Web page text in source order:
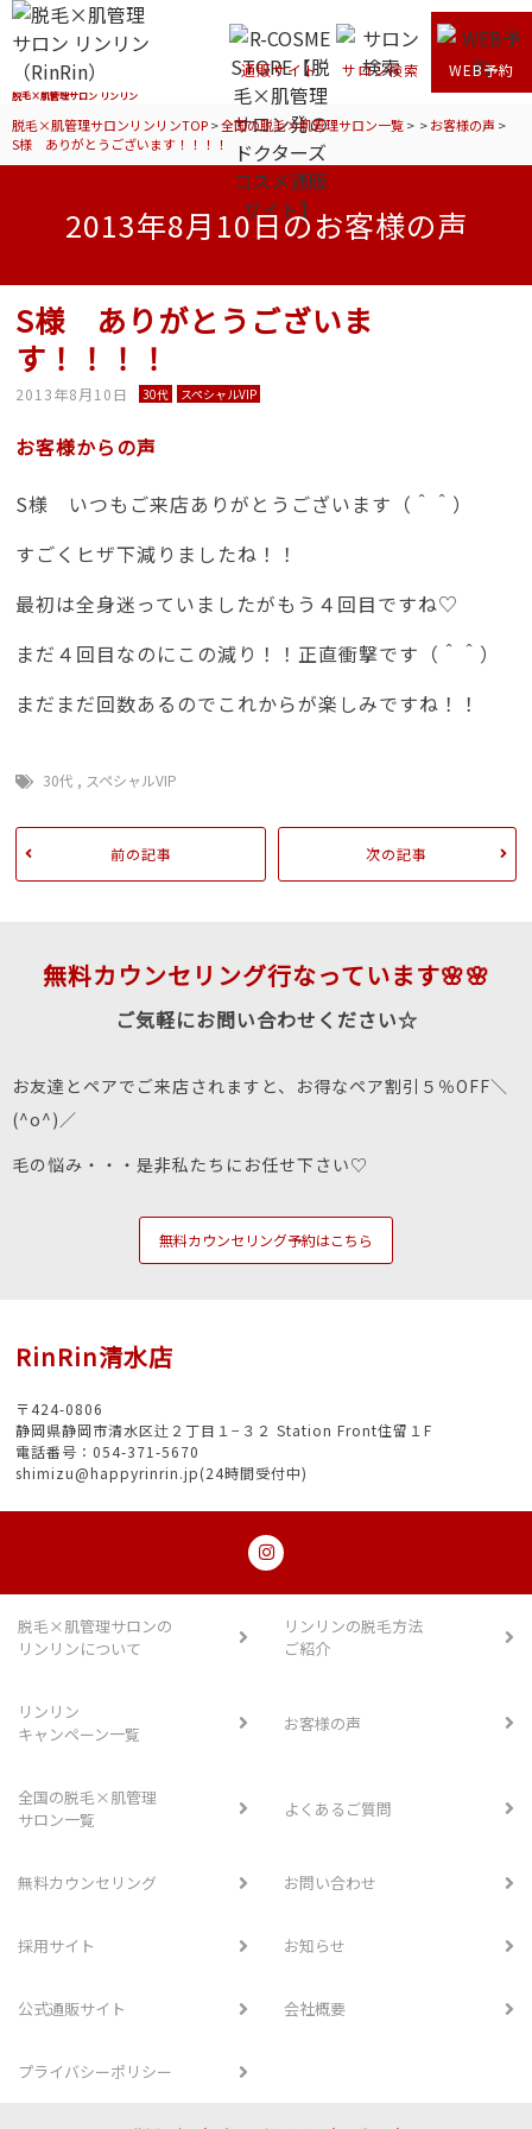
脱毛×肌管理サロン リンリン
通販サイト サロン検索 WEB予約
脱毛×肌管理サロンリンリンTOP>全国の脱毛×肌管理サロン一覧> >お客様の声 >
S様 ありがとうございます！！！！
2013年8月10日のお客様の声
S様 ありがとうございま
す！！！！
2013年8月10日 30代 スペシャルVIP
お客様からの声
S様 いつもご来店ありがとうございます（＾＾）
すごくヒザ下減りましたね！！
最初は全身迷っていましたがもう４回目ですね♡
まだ４回目なのにこの減り！！正直衝撃です（＾＾）
まだまだ回数あるのでこれからが楽しみですね！！
30代 , スペシャルVIP
前の記事 次の記事
無料カウンセリング行なっています🌸🌸
ご気軽にお問い合わせください☆
お友達とペアでご来店されますと、お得なペア割引５％OFF＼
(^o^)／
毛の悩み・・・是非私たちにお任せ下さい♡
無料カウンセリング予約はこちら
RinRin清水店
〒424-0806
静岡県静岡市清水区辻２丁目１−３２ Station Front住留１F
電話番号：054-371-5670
shimizu@happyrinrin.jp(24時間受付中)
脱毛×肌管理サロンの
リンリンについて
リンリンの脱毛方法
ご紹介
リンリン
キャンペーン一覧
お客様の声
全国の脱毛×肌管理
サロン一覧
よくあるご質問
無料カウンセリング お問い合わせ
採用サイト お知らせ
公式通販サイト 会社概要
プライバシーポリシー